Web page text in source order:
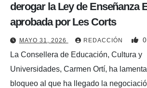
derogar la Ley de Enseñanza
aprobada por Les Corts
MAYO 31, 2026 REDACCIÓN 0
La Consellera de Educación, Cultura y
Universidades, Carmen Ortí, ha
bloqueo al que ha llegado la